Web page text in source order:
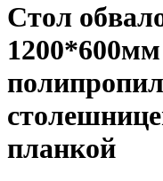
Стол
планкой